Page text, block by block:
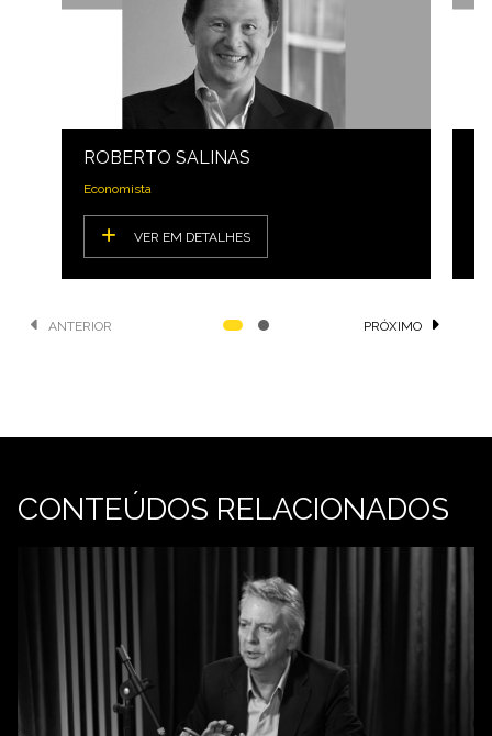
ROBERTO SALINAS
Economista
VER EM DETALHES
ANTERIOR PRÓXIMO
CONTEÚDOS RELACIONADOS